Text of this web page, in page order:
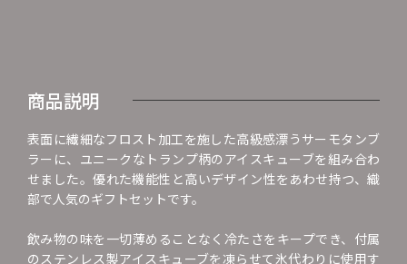
商品説明
表面に繊細なフロスト加工を施した高級感漂うサーモタンブ
ラーに、ユニークなトランプ柄のアイスキューブを組み合わ
せました。優れた機能性と高いデザイン性をあわせ持つ、織
部で人気のギフトセットです。
飲み物の味を一切薄めることなく冷たさをキープでき、付属
のステンレス製アイスキューブを凍らせて氷代わりに使用す